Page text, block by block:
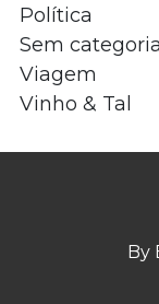
Política
Sem categoria
Viagem
Vinho & Tal
By